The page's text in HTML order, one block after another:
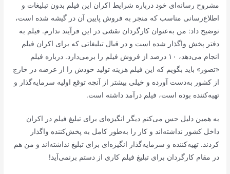
مشروح رسانه‌ای خود درباره شرایط اکران این فیلم بدون تبلیغات و
اطلاع‌رسانی مناسب که منجر به فروش پایین آن در گیشه شده است،
توضیح داد: من به‌عنوان کارگردان نقشی در این فرآیند ندارم. فیلم به
دفتر پخش واگذار شده است و در قبال تبلیغاتی که برای اکران فیلم
انجام می‌دهد، ۱۰ درصد از فروش فیلم را برمی‌دارد. درباره فیلم
«تصور» باید بگویم که این فیلم هزینه تولید خودش را از عرضه در خارج
از کشور به‌دست آورده و خیلی بیشتر از آنچه توقع اولیه سرمایه‌گذار و
تهیه‌کننده بوده است، فیلم درآمد داشته است.
به همین دلیل حس می‌کنم دیگر انگیزه‌ای برای تبلیغ فیلم در اکران
داخل کشور نداشته‌اند و کار را به‌طور کامل به پخش‌کننده واگذار
کردند. تهیه‌کننده و سرمایه‌گذار انگیزه‌ای برای تبلیغ نداشته‌اند و من هم
در مقام کارگردان برای تبلیغ فیلم کاری از دستم برنمی‌آید!